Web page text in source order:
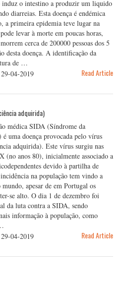
induz o intestino a produzir um liquido
diarreias. Esta doença é endémica
a primeira epidemia teve lugar na
levar à morte em poucas horas,
cerca de 200000 pessoas dos 5
desta doença. A identificação da
de …
29-04-2019 Read Article
adquirida)
médica SIDA (Síndrome da
uma doença provocada pelo vírus
adquirida). Este vírus surgiu nas
(no anos 80), inicialmente associado a
devido à partilha de
na população tem vindo a
apesar de em Portugal os
se alto. O dia 1 de dezembro foi
da luta contra a SIDA, sendo
informação à população, como
29-04-2019 Read Article